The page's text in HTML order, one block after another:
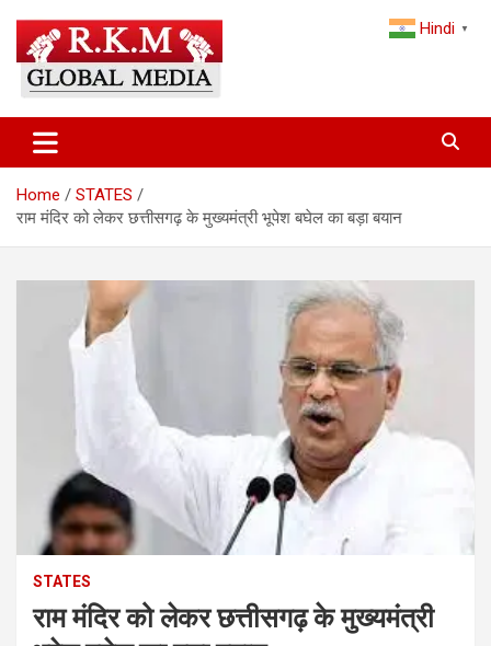
content
Latest Hindi News & Breaking
News – RKM Global Media
and the World
Home
STATES
राम मंदिर को लेकर छत्तीसगढ़ के मुख्यमंत्री भूपेश बघेल का बड़ा बयान
STATES
राम मंदिर को लेकर छत्तीसगढ़ के मुख्यमंत्री
Hindi ▼